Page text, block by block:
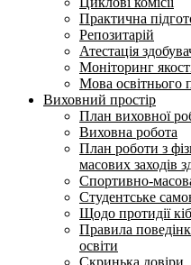
Практична
Репозитарій
Атестація
Моніторинг
Мова освітнього
Виховний простір
План виховної
Виховна робота
План роботи з
масових заходів
Спортивно-
Студентське
Щодо протидії
Правила
освіти
Скринька довіри